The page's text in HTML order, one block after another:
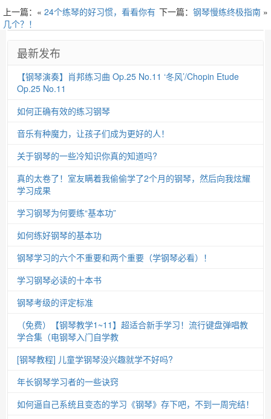
下一篇： 钢琴慢练终极指南 »
上一篇：« 24个练琴的好习惯，看看你有
几个？！
最新发布
【钢琴演奏】肖邦练习曲 Op.25 No.11 ‘冬风’/Chopin Etude
Op.25 No.11
如何正确有效的练习钢琴
音乐有种魔力，让孩子们成为更好的人！
关于钢琴的一些冷知识你真的知道吗?
真的太卷了！室友瞒着我偷偷学了2个月的钢琴，然后向我炫耀
学习成果
学习钢琴为何要练“基本功”
如何练好钢琴的基本功
钢琴学习的六个不重要和两个重要（学钢琴必看）！
学习钢琴必读的十本书
钢琴考级的评定标准
（免费）【钢琴教学1~11】超适合新手学习！流行键盘弹唱教
学合集（电钢琴入门自学教
[钢琴教程] 儿童学钢琴没兴趣就学不好吗?
年长钢琴学习者的一些诀窍
如何逼自己系统且变态的学习《钢琴》存下吧，不到一周完结！